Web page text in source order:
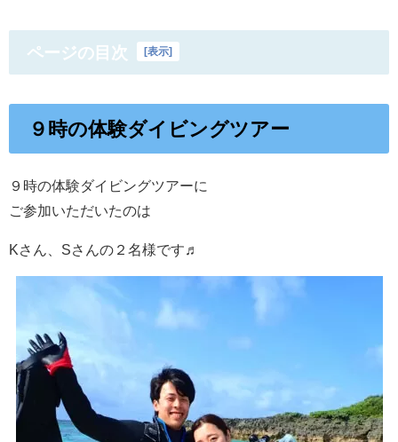
ページの目次 [表示]
９時の体験ダイビングツアー
９時の体験ダイビングツアーに
ご参加いただいたのは
Kさん、Sさんの２名様です♬